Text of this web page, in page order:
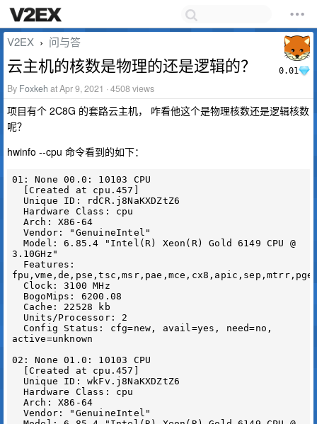
0.01
V2EX › 问与答
云主机的核数是物理的还是逻辑的？
By Foxkeh at Apr 9, 2021 · 4508 views
项目有个 2C8G 的套路云主机， 咋看他这个是物理核数还是逻辑核数
呢？
hwinfo --cpu 命令看到的如下：
01: None 00.0: 10103 CPU
3.10GHz"
active=unknown
02: None 01.0: 10103 CPU